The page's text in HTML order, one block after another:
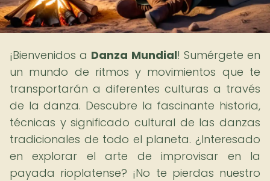
¡Bienvenidos a Danza Mundial! Sumérgete en
un mundo de ritmos y movimientos que te
transportarán a diferentes culturas a través
de la danza. Descubre la fascinante historia,
técnicas y significado cultural de las danzas
tradicionales de todo el planeta. ¿Interesado
en explorar el arte de improvisar en la
payada rioplatense? ¡No te pierdas nuestro